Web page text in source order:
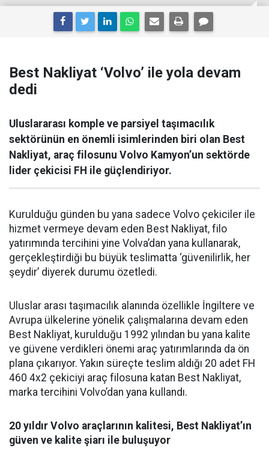
Best Nakliyat ‘Volvo’ ile yola devam
dedi
Uluslararası komple ve parsiyel taşımacılık
sektörünün en önemli isimlerinden biri olan Best
Nakliyat, araç filosunu Volvo Kamyon’un sektörde
lider çekicisi FH ile güçlendiriyor.
Kurulduğu günden bu yana sadece Volvo çekiciler ile
hizmet vermeye devam eden Best Nakliyat, filo
yatırımında tercihini yine Volva’dan yana kullanarak,
gerçekleştirdiği bu büyük teslimatta ‘güvenilirlik, her
şeydir’ diyerek durumu özetledi.
Uluslar arası taşımacılık alanında özellikle İngiltere ve
Avrupa ülkelerine yönelik çalışmalarına devam eden
Best Nakliyat, kurulduğu 1992 yılından bu yana kalite
ve güvene verdikleri önemi araç yatırımlarında da ön
plana çıkarıyor. Yakın süreçte teslim aldığı 20 adet FH
460 4x2 çekiciyi araç filosuna katan Best Nakliyat,
marka tercihini Volvo’dan yana kullandı.
20 yıldır Volvo araçlarının kalitesi, Best Nakliyat’ın
güven ve kalite şiarı ile buluşuyor